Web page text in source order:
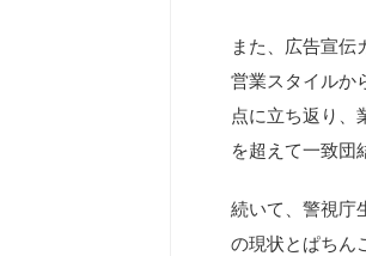
また、広告宣伝
営業スタイルか
点に立ち返り、
を超えて一致団
続いて、警視庁
の現状とぱちん